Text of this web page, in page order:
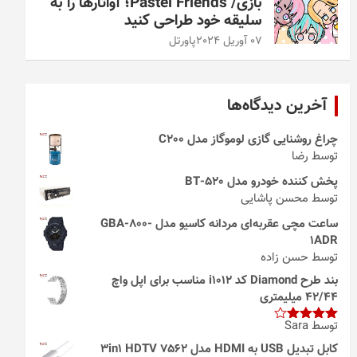
سلیقه خود طراحی کنید
07 آوریل 2024 پاورتل
آخرین دیدگاه‌ها
چراغ روشنایی گازی لوموگاز مدل C200
توسط رضا
پخش کننده خودرو مدل 520-BT
توسط محسن پاشایی
ساعت مچی عقربه‌ای مردانه کاسیو مدل GBA-800-
1ADR
توسط حسن زاده
بند طرح Diamond کد i1012 مناسب برای اپل واچ
42/44 میلیمتری
امتیاز4
از 5
توسط Sara
کابل تبدیل USB به HDMI مدل 3in1 HDTV 7562